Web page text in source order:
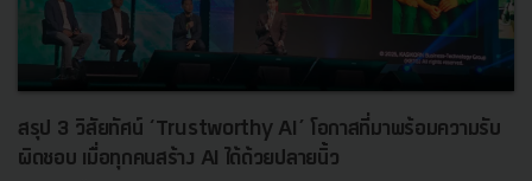
สรุป 3 วิสัยทัศน์ ‘Trustworthy AI’ โอกาสที่มาพร้อมความรับ
ผิดชอบ เมื่อทุกคนสร้าง AI ได้ด้วยปลายนิ้ว